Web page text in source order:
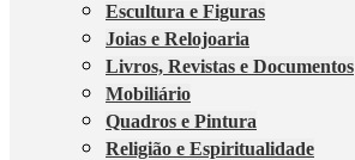
Escultura e Figuras
Joias e Relojoaria
Livros, Revistas e Documentos
Mobiliário
Quadros e Pintura
Religião e Espiritualidade